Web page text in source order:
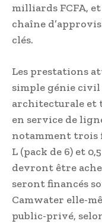
milliards FCFA,
chaîne
clés.
Les prestations
simple génie civil
architecturale et
en service de
notamment trois
L (pack de 6) et
devront être
seront financés
Camwater elle-
public-privé,